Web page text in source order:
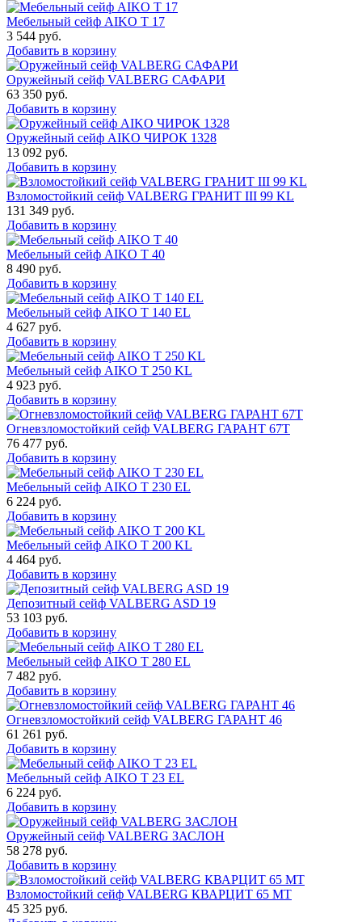
Мебельный сейф AIKO Т 17
3 544 руб.
Добавить в корзину
Оружейный сейф VALBERG САФАРИ
63 350 руб.
Добавить в корзину
Оружейный сейф AIKO ЧИРОК 1328
13 092 руб.
Добавить в корзину
Взломостойкий сейф VALBERG ГРАНИТ III 99 KL
131 349 руб.
Добавить в корзину
Мебельный сейф AIKO Т 40
8 490 руб.
Добавить в корзину
Мебельный сейф AIKO T 140 EL
4 627 руб.
Добавить в корзину
Мебельный сейф AIKO T 250 KL
4 923 руб.
Добавить в корзину
Огневзломостойкий сейф VALBERG ГАРАНТ 67T
76 477 руб.
Добавить в корзину
Мебельный сейф AIKO T 230 EL
6 224 руб.
Добавить в корзину
Мебельный сейф AIKO T 200 KL
4 464 руб.
Добавить в корзину
Депозитный сейф VALBERG ASD 19
53 103 руб.
Добавить в корзину
Мебельный сейф AIKO T 280 EL
7 482 руб.
Добавить в корзину
Огневзломостойкий сейф VALBERG ГАРАНТ 46
61 261 руб.
Добавить в корзину
Мебельный сейф AIKO Т 23 EL
6 224 руб.
Добавить в корзину
Оружейный сейф VALBERG ЗАСЛОН
58 278 руб.
Добавить в корзину
Взломостойкий сейф VALBERG КВАРЦИТ 65 МТ
45 325 руб.